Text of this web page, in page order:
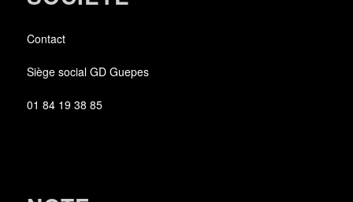
Contact
Siège social GD Guepes
01 84 19 38 85